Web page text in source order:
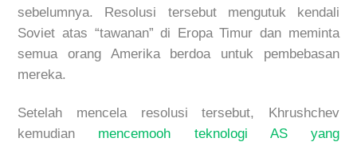
sebelumnya. Resolusi tersebut mengutuk kendali
Soviet atas “tawanan” di Eropa Timur dan meminta
semua orang Amerika berdoa untuk pembebasan
mereka.
Setelah mencela resolusi tersebut, Khrushchev
kemudian mencemooh teknologi AS yang